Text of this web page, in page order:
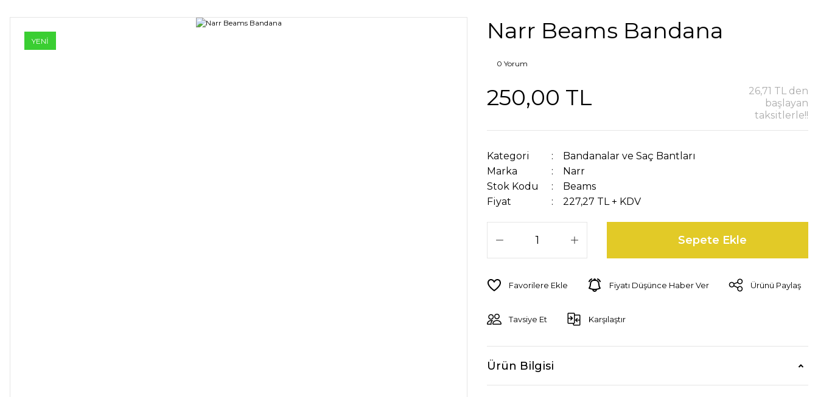
YENİ Narr Beams Bandana
0 Yorum
250,00 TL
26,71 TL den
başlayan
taksitlerle!!
Kategori
Bandanalar ve Saç Bantları
Marka
Narr
Stok Kodu
Beams
Fiyat
227,27 TL + KDV
Sepete Ekle
Fiyatı Düşünce Haber Ver Ürünü Paylaş
Tavsiye Et Karşılaştır
Ürün Bilgisi